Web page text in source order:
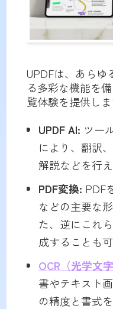
UPDFは、あらゆ
る多彩な機能を
覧体験を提供しま
UPDF AI: ツー
により、翻訳
解説などを行え
PDF変換: PDF
などの主要な
た、逆にこれ
成することも可
OCR（光学文字
書やテキスト
の精度と書式